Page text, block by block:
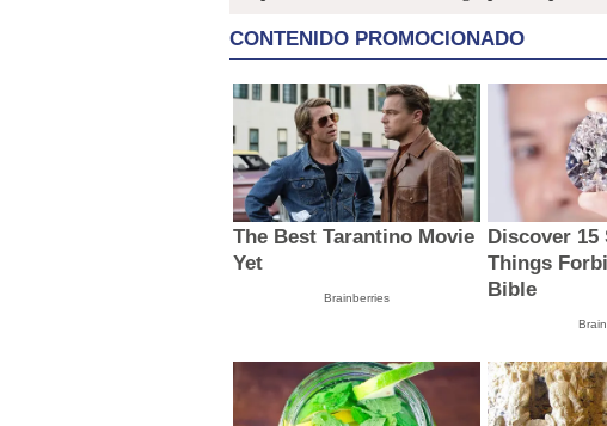
CONTENIDO PROMOCIONADO
The Best Tarantino Movie
Yet
Brainberries
Discover
Things
Bible